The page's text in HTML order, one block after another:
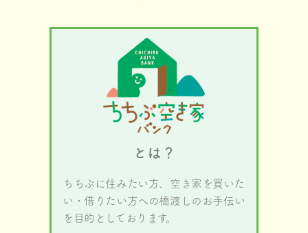
とは？
ちちぶに住みたい方、空き家を買いた
い・借りたい方への橋渡しのお手伝い
を目的としております。